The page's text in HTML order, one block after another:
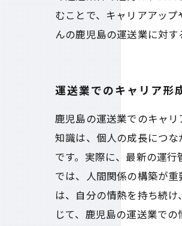
むことで、キャリアアッ
んの鹿児島の運送業に対す
運送業でのキャリア形
鹿児島の運送業でのキャ
知識は、個人の成長につ
です。実際に、最新の運
では、人間関係の構築が
は、自分の情熱を持ち続
じて、鹿児島の運送業での